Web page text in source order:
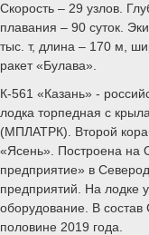
Скорость – 29 узлов.
плавания – 90 суток.
тыс. т, длина – 170 м,
ракет «Булава».
К-561 «Казань» -
лодка торпедная с
(МПЛАТРК). Второй
«Ясень». Построена
предприятие» в
предприятий. На лодке
оборудование. В состав
половине 2019 года.